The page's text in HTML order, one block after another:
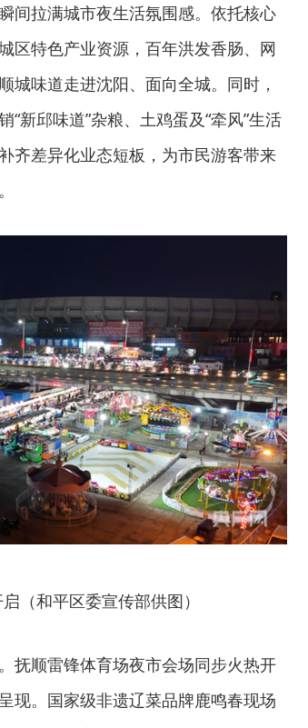
间拉满城市夜生活氛围感。依托核心
区特色产业资源，百年洪发香肠、网
城味道走进沈阳、面向全城。同时，
新邱味道”杂粮、土鸡蛋及“牵风”生活
齐差异化业态短板，为市民游客带来
（和平区委宣传部供图）
抚顺雷锋体育场夜市会场同步火热开
现。国家级非遗辽菜品牌鹿鸣春现场